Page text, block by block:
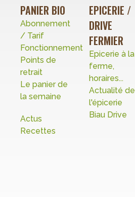
PANIER BIO
Abonnement
/ Tarif
Fonctionnement
Points de
retrait
Le panier de
la semaine
Actus
Recettes
EPICERIE /
DRIVE
FERMIER
Epicerie à la
ferme,
horaires...
Actualité de
l'épicerie
Biau Drive